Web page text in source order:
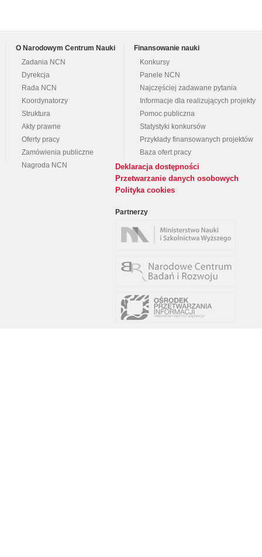
O Narodowym Centrum Nauki
Zadania NCN
Dyrekcja
Rada NCN
Koordynatorzy
Struktura
Akty prawne
Oferty pracy
Zamówienia publiczne
Nagroda NCN
Finansowanie nauki
Konkursy
Panele NCN
Najczęściej zadawane pytania
Informacje dla realizujących projekty
Pomoc publiczna
Statystyki konkursów
Przykłady finansowanych projektów
Baza ofert pracy
Deklaracja dostępności
Przetwarzanie danych osobowych
Polityka cookies
Partnerzy